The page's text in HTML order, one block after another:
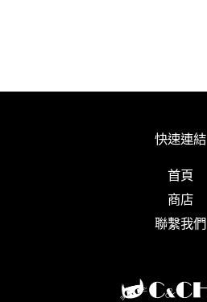
快速連結
首頁
商店
聯繫我們